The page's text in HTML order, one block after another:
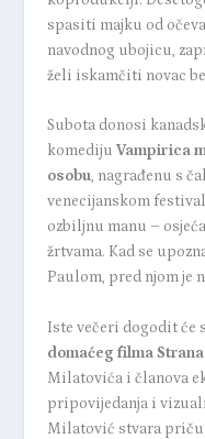
spasiti majku od
navodnog ubojicu,
želi iskamčiti novac
Subota donosi
komediju Vampirica
osobu, nagrađenu s
venecijanskom
ozbiljnu manu –
žrtvama. Kad se
Paulom, pred njom je
Iste večeri dogodit će
domaćeg filma
Milatovića i članova
pripovijedanja i
Milatović stvara priču